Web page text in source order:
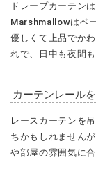
ドレープカーテン
Marshmallowはベ
優しくて上品でか
れで、日中も夜間
カーテンレール
レースカーテンを
ちかもしれません
や部屋の雰囲気に